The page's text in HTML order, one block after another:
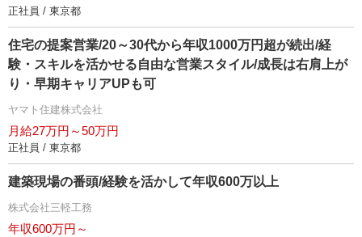
正社員 / 東京都
住宅の提案営業/20～30代から年収1000万円超が続出/経
験・スキルを活かせる自由な営業スタイル/成長は右肩上が
り・早期キャリアUPも可
ヤマト住建株式会社
月給27万円～50万円
正社員 / 東京都
建築現場の番頭/経験を活かして年収600万以上
株式会社三軽工務
年収600万円～